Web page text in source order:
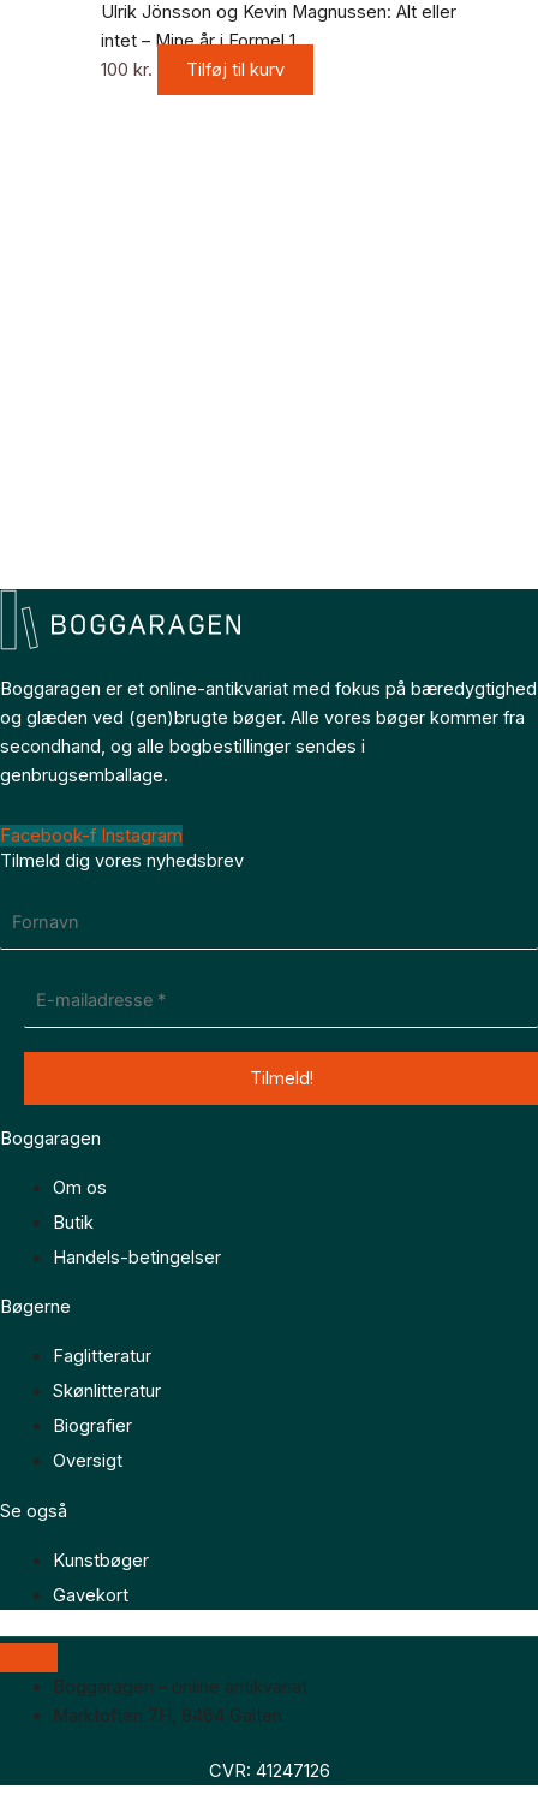
Ulrik Jönsson og Kevin Magnussen: Alt eller
intet – Mine år i Formel 1
100 kr. Tilføj til kurv
Boggaragen er et online-antikvariat med fokus på bæredygtighed
og glæden ved (gen)brugte bøger. Alle vores bøger kommer fra
secondhand, og alle bogbestillinger sendes i
genbrugsemballage.
Facebook-f Instagram
Tilmeld dig vores nyhedsbrev
Boggaragen
Om os
Butik
Handels-betingelser
Bøgerne
Faglitteratur
Skønlitteratur
Biografier
Oversigt
Se også
Kunstbøger
Gavekort
Boggaragen – online antikvariat
Marktoften 7H, 8464 Galten
CVR: 41247126